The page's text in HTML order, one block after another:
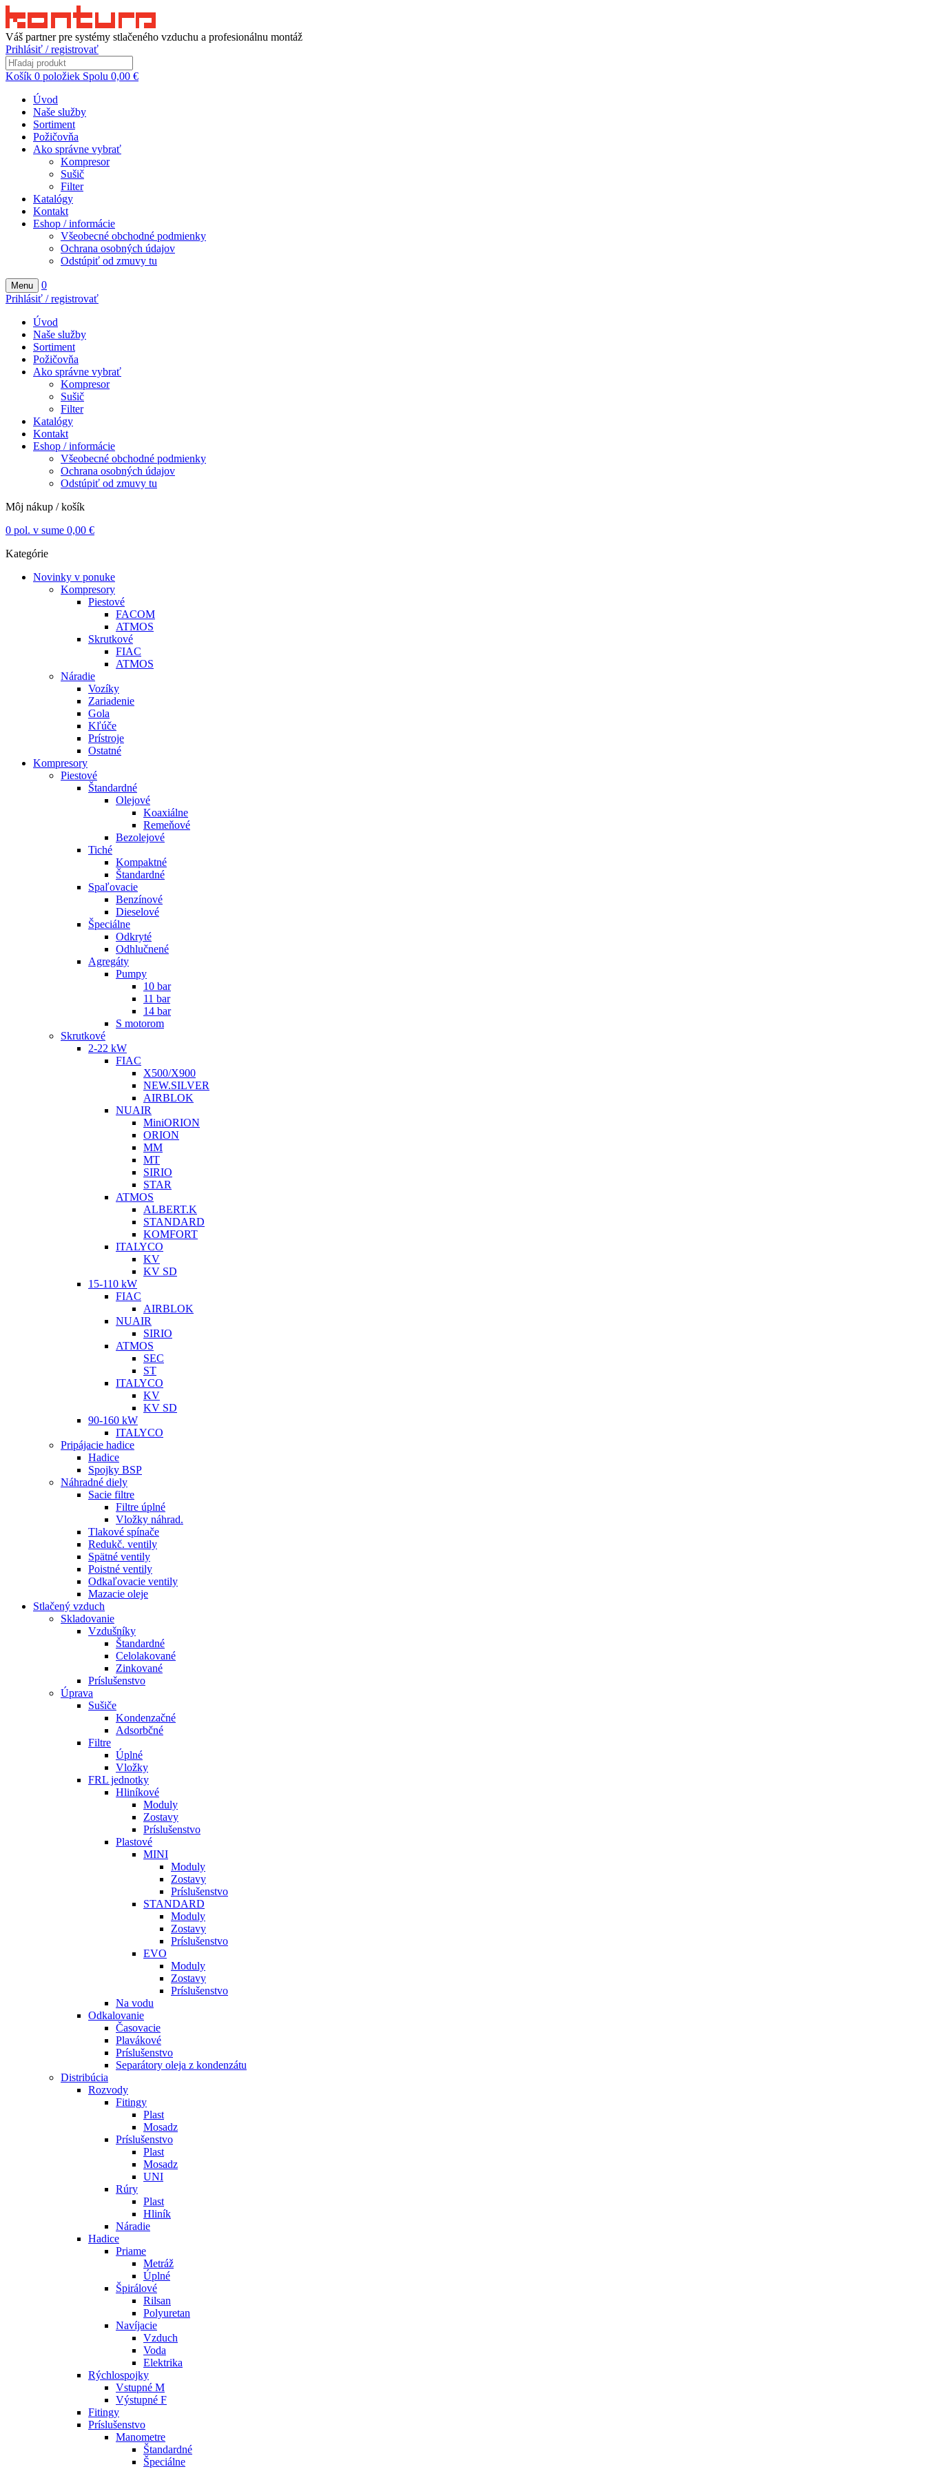
Váš partner pre systémy stlačeného vzduchu a profesionálnu montáž
Prihlásiť / registrovať
Košík 0 položiek Spolu 0,00 €
Úvod
Naše služby
Sortiment
Požičovňa
Ako správne vybrať
Kompresor
Sušič
Filter
Katalógy
Kontakt
Eshop / informácie
Všeobecné obchodné podmienky
Ochrana osobných údajov
Odstúpiť od zmuvy tu
Menu
0
Prihlásiť / registrovať
Úvod
Naše služby
Sortiment
Požičovňa
Ako správne vybrať
Kompresor
Sušič
Filter
Katalógy
Kontakt
Eshop / informácie
Všeobecné obchodné podmienky
Ochrana osobných údajov
Odstúpiť od zmuvy tu
Môj nákup / košík
0 pol. v sume 0,00 €
Kategórie
Novinky v ponuke
Kompresory
Piestové
FACOM
ATMOS
Skrutkové
FIAC
ATMOS
Náradie
Vozíky
Zariadenie
Gola
Kľúče
Prístroje
Ostatné
Kompresory
Piestové
Štandardné
Olejové
Koaxiálne
Remeňové
Bezolejové
Tiché
Kompaktné
Štandardné
Spaľovacie
Benzínové
Dieselové
Špeciálne
Odkryté
Odhlučnené
Agregáty
Pumpy
10 bar
11 bar
14 bar
S motorom
Skrutkové
2-22 kW
FIAC
X500/X900
NEW.SILVER
AIRBLOK
NUAIR
MiniORION
ORION
MM
MT
SIRIO
STAR
ATMOS
ALBERT.K
STANDARD
KOMFORT
ITALYCO
KV
KV SD
15-110 kW
FIAC
AIRBLOK
NUAIR
SIRIO
ATMOS
SEC
ST
ITALYCO
KV
KV SD
90-160 kW
ITALYCO
Pripájacie hadice
Hadice
Spojky BSP
Náhradné diely
Sacie filtre
Filtre úplné
Vložky náhrad.
Tlakové spínače
Redukč. ventily
Spätné ventily
Poistné ventily
Odkaľovacie ventily
Mazacie oleje
Stlačený vzduch
Skladovanie
Vzdušníky
Štandardné
Celolakované
Zinkované
Príslušenstvo
Úprava
Sušiče
Kondenzačné
Adsorbčné
Filtre
Úplné
Vložky
FRL jednotky
Hliníkové
Moduly
Zostavy
Príslušenstvo
Plastové
MINI
Moduly
Zostavy
Príslušenstvo
STANDARD
Moduly
Zostavy
Príslušenstvo
EVO
Moduly
Zostavy
Príslušenstvo
Na vodu
Odkalovanie
Časovacie
Plavákové
Príslušenstvo
Separátory oleja z kondenzátu
Distribúcia
Rozvody
Fitingy
Plast
Mosadz
Príslušenstvo
Plast
Mosadz
UNI
Rúry
Plast
Hliník
Náradie
Hadice
Priame
Metráž
Úplné
Špirálové
Rilsan
Polyuretan
Navíjacie
Vzduch
Voda
Elektrika
Rýchlospojky
Vstupné M
Výstupné F
Fitingy
Príslušenstvo
Manometre
Štandardné
Špeciálne